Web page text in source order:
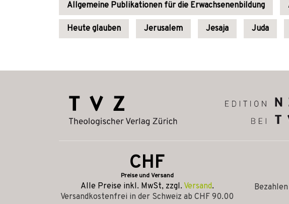
Allgemeine Publikationen für die Erwachsenenbildung
Heute glauben Jerusalem Jesaja Juda
CHF
Preise und Versand
Alle Preise inkl. MwSt, zzgl. Versand.
Versandkostenfrei in der Schweiz ab CHF 90.00